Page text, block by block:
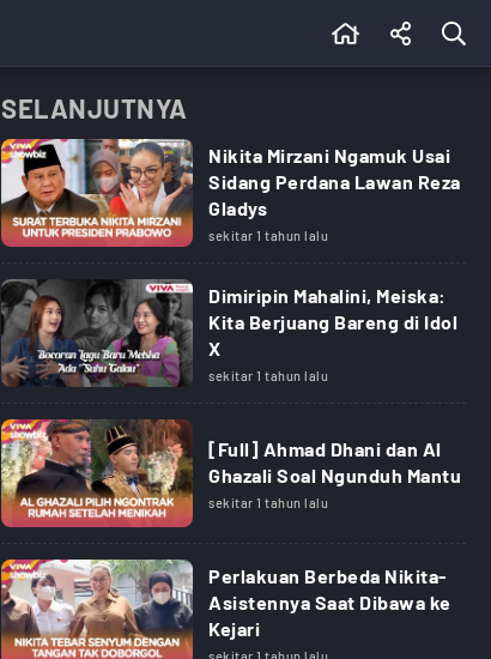
SELANJUTNYA
Nikita Mirzani Ngamuk Usai
Sidang Perdana Lawan Reza
Gladys
sekitar 1 tahun lalu
Dimiripin Mahalini, Meiska:
Kita Berjuang Bareng di Idol
X
sekitar 1 tahun lalu
[Full] Ahmad Dhani dan Al
Ghazali Soal Ngunduh Mantu
sekitar 1 tahun lalu
Perlakuan Berbeda Nikita-
Asistennya Saat Dibawa ke
Kejari